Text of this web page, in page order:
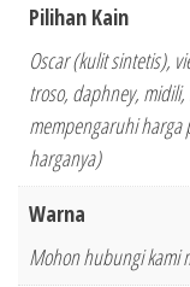
Pilihan Kain
Oscar (kulit sintetis),
troso, daphney,
mempengaruhi
harganya)
Warna
Mohon hubungi kami